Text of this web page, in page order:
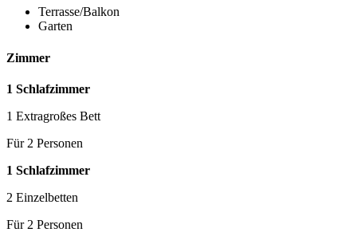
Terrasse/Balkon
Garten
Zimmer
1 Schlafzimmer
1 Extragroßes Bett
Für 2 Personen
1 Schlafzimmer
2 Einzelbetten
Für 2 Personen